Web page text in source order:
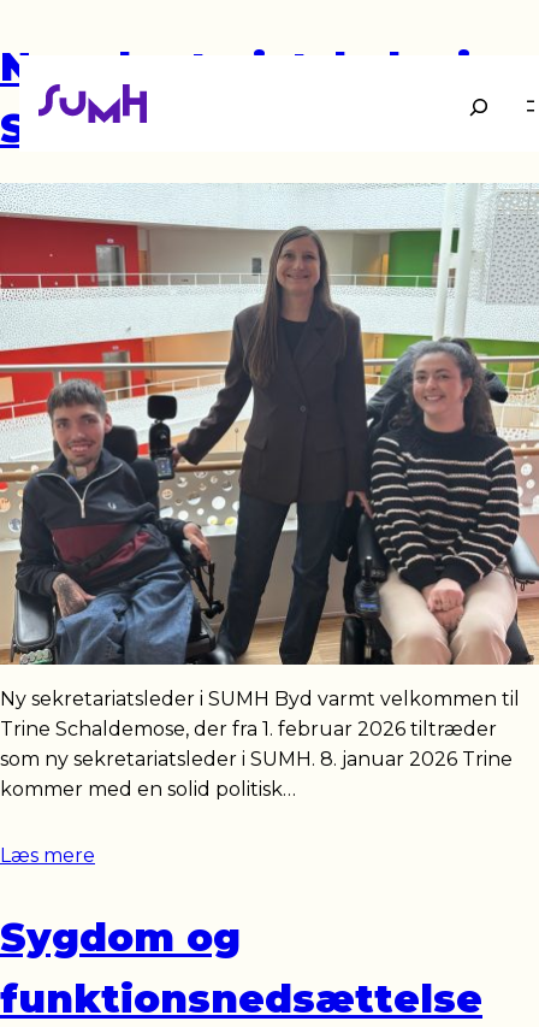
Søg
Ny sekretariatsleder i
SUMH
Ny sekretariatsleder i SUMH Byd varmt velkommen til
Trine Schaldemose, der fra 1. februar 2026 tiltræder
som ny sekretariatsleder i SUMH. 8. januar 2026 Trine
kommer med en solid politisk…
Læs mere
Sygdom og
funktionsnedsættelse